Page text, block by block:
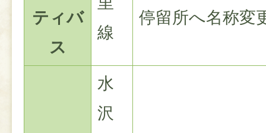
ティバ
ス
線
停留所へ名称変
水
沢